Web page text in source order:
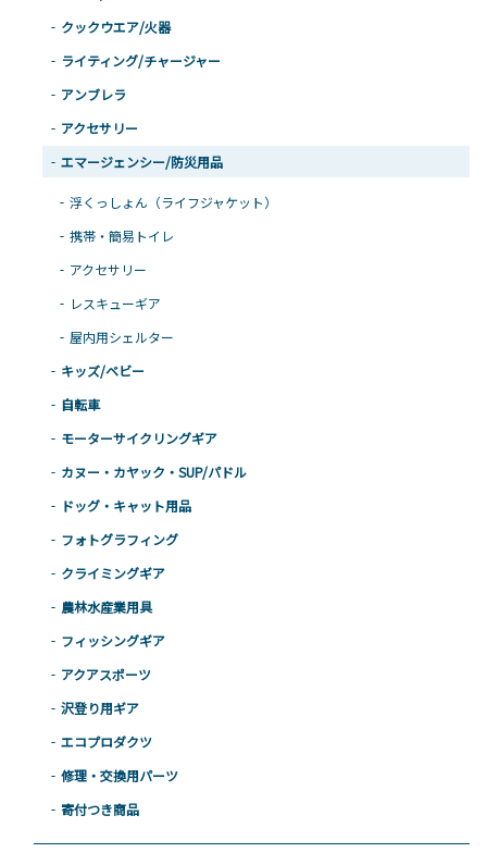
クックウエア/火器
ライティング/チャージャー
アンブレラ
アクセサリー
エマージェンシー/防災用品
浮くっしょん（ライフジャケット）
携帯・簡易トイレ
アクセサリー
レスキューギア
屋内用シェルター
キッズ/ベビー
自転車
モーターサイクリングギア
カヌー・カヤック・SUP/パドル
ドッグ・キャット用品
フォトグラフィング
クライミングギア
農林水産業用具
フィッシングギア
アクアスポーツ
沢登り用ギア
エコプロダクツ
修理・交換用パーツ
寄付つき商品